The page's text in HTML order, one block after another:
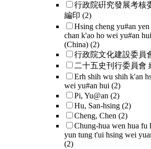
行政院硏究發展考核
編印 (2)
Hsing cheng yu#an
chan k'ao ho wei yu#an hui
(China) (2)
行政院文化建設委員
二十五史刊行委員會
Erh shih wu shih k'an
wei yu#an hui (2)
Pi, Yu@an (2)
Hu, San-hsing (2)
Cheng, Chen (2)
Chung-hua wen hua fu
yun tung t'ui hsing wei
(2)